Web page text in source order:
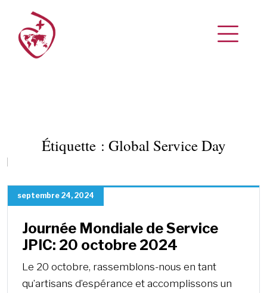
Étiquette : Global Service Day
septembre 24, 2024
Journée Mondiale de Service
JPIC: 20 octobre 2024
Le 20 octobre, rassemblons-nous en tant
qu’artisans d’espérance et accomplissons un